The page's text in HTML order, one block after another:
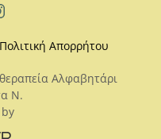
Πολιτική Απορρήτου
Αλφαβητάρι
N.